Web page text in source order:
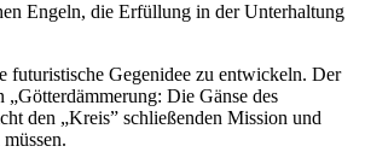
Engeln, die Erfüllung in der Unterhaltung
futuristische Gegenidee zu entwickeln. Der
Die Gänse des
den „Kreis” schließenden Mission und